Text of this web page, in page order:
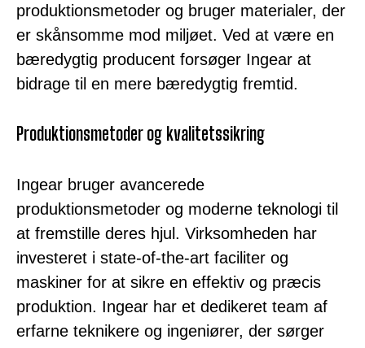
produktionsmetoder og bruger materialer, der
er skånsomme mod miljøet. Ved at være en
bæredygtig producent forsøger Ingear at
bidrage til en mere bæredygtig fremtid.
Produktionsmetoder og kvalitetssikring
Ingear bruger avancerede
produktionsmetoder og moderne teknologi til
at fremstille deres hjul. Virksomheden har
investeret i state-of-the-art faciliter og
maskiner for at sikre en effektiv og præcis
produktion. Ingear har et dedikeret team af
erfarne teknikere og ingeniører, der sørger